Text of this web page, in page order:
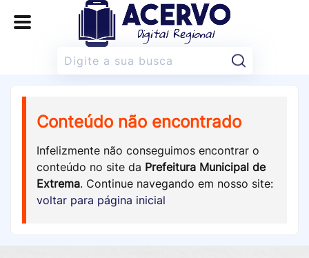
Conteúdo não encontrado
Infelizmente não conseguimos encontrar o
conteúdo no site da Prefeitura Municipal de
Extrema. Continue navegando em nosso site:
voltar para página inicial